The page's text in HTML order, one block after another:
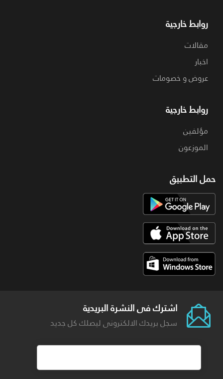
روابط خارجية
مقالات
اخبار
عروض و خصومات
روابط خارجية
مؤلفين
الموزعون
حمل التطبيق
اشترك فى النشرة البريدية
سجل بريدك الالكترونى ليصلك كل جديد